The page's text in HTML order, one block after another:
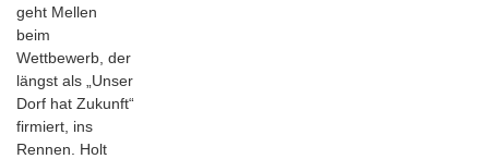
geht Mellen
beim
Wettbewerb, der
längst als „Unser
Dorf hat Zukunft“
firmiert, ins
Rennen. Holt